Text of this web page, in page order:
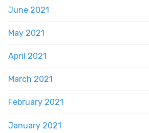
June 2021
May 2021
April 2021
March 2021
February 2021
January 2021